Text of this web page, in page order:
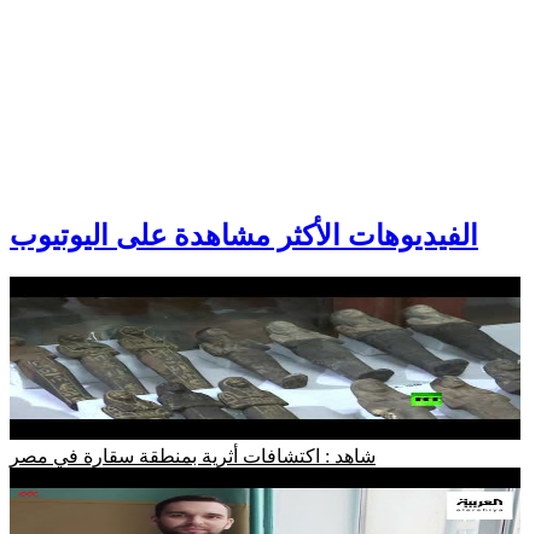
الفيديوهات الأكثر مشاهدة على اليوتيوب
شاهد : اكتشافات أثرية بمنطقة سقارة في مصر